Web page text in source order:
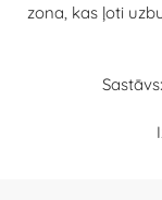
zona, kas ļoti